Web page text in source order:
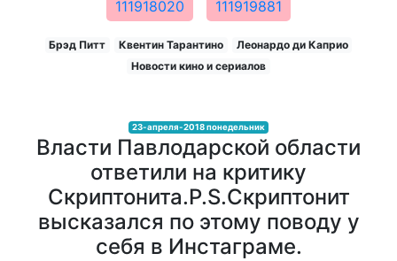
111918020 111919881
Брэд Питт Квентин Тарантино
Леонардо ди Каприо
Новости кино и сериалов
23-апреля-2018 понедельник
Власти Павлодарской области
ответили на критику
Скриптонита.P.S.Скриптонит
высказался по этому поводу у
себя в Инстаграме.